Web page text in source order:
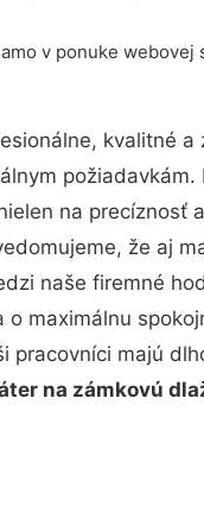
v ponuke webovej
kvalitné a
požiadavkám.
na precíznosť
že aj
naše firemné
maximálnu
pracovníci majú
na zámkovú